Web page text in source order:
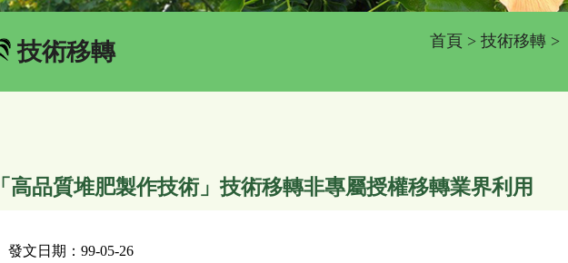
技術移轉 首頁 > 技術移轉 >
「高品質堆肥製作技術」技術移轉非專屬授權移轉業界利用
發文日期：99-05-26